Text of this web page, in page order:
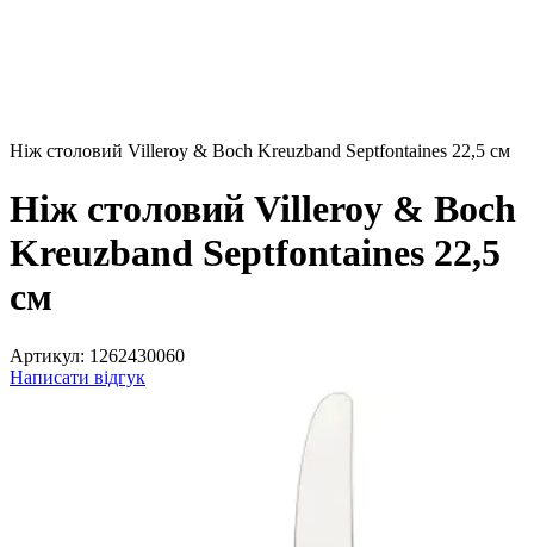
Ніж столовий Villeroy & Boch Kreuzband Septfontaines 22,5 см
Ніж столовий Villeroy & Boch
Kreuzband Septfontaines 22,5
см
Артикул: 1262430060
Написати відгук